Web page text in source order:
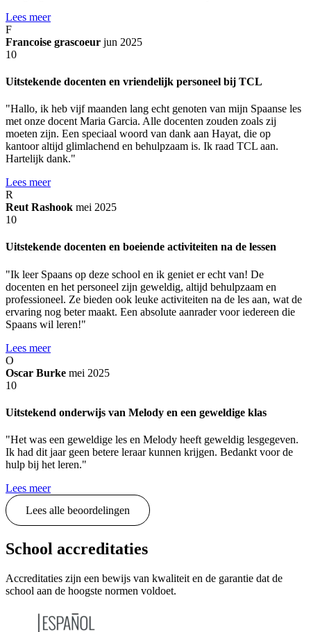
Lees meer
F
Francoise grascoeur jun 2025
10
Uitstekende docenten en vriendelijk personeel bij TCL
"Hallo, ik heb vijf maanden lang echt genoten van mijn Spaanse les
met onze docent Maria Garcia. Alle docenten zouden zoals zij
moeten zijn. Een speciaal woord van dank aan Hayat, die op
kantoor altijd glimlachend en behulpzaam is. Ik raad TCL aan.
Hartelijk dank."
Lees meer
R
Reut Rashook mei 2025
10
Uitstekende docenten en boeiende activiteiten na de lessen
"Ik leer Spaans op deze school en ik geniet er echt van! De
docenten en het personeel zijn geweldig, altijd behulpzaam en
professioneel. Ze bieden ook leuke activiteiten na de les aan, wat de
ervaring nog beter maakt. Een absolute aanrader voor iedereen die
Spaans wil leren!"
Lees meer
O
Oscar Burke mei 2025
10
Uitstekend onderwijs van Melody en een geweldige klas
"Het was een geweldige les en Melody heeft geweldig lesgegeven.
Ik had dit jaar geen betere leraar kunnen krijgen. Bedankt voor de
hulp bij het leren."
Lees meer
Lees alle beoordelingen
School accreditaties
Accreditaties zijn een bewijs van kwaliteit en de garantie dat de
school aan de hoogste normen voldoet.